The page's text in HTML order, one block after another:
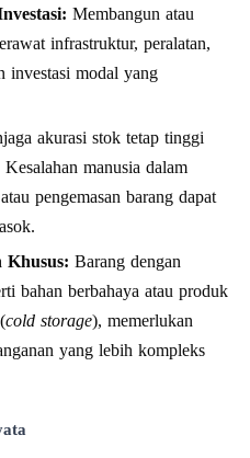
Membangun atau
infrastruktur, peralatan,
investasi modal yang
akurasi stok tetap tinggi
manusia dalam
pengemasan barang dapat
Khusus: Barang dengan
bahan berbahaya atau produk
cold storage), memerlukan
yang lebih kompleks